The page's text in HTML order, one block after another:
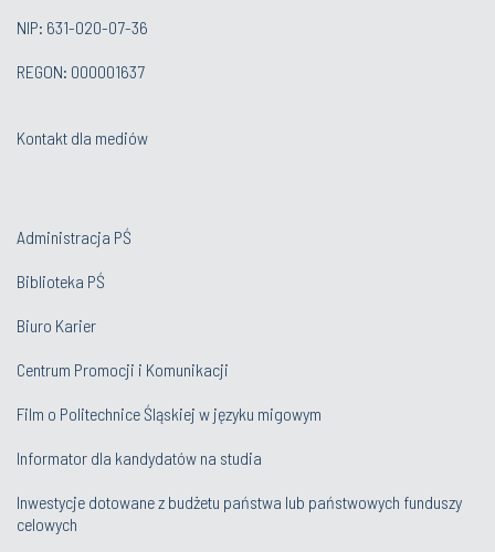
NIP: 631-020-07-36
REGON: 000001637
Kontakt dla mediów
Administracja PŚ
Biblioteka PŚ
Biuro Karier
Centrum Promocji i Komunikacji
Film o Politechnice Śląskiej w języku migowym
Informator dla kandydatów na studia
Inwestycje dotowane z budżetu państwa lub państwowych funduszy
celowych